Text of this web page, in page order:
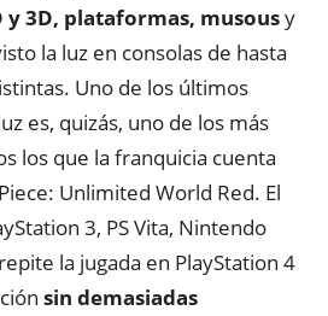
y 3D, plataformas, musousy
la luz en consolas de hasta
Uno de los últimos
es, quizás, uno de los más
los que la franquicia cuenta
Unlimited World Red. El
3, PS Vita, Nintendo
la jugada en PlayStation 4
sin demasiadas